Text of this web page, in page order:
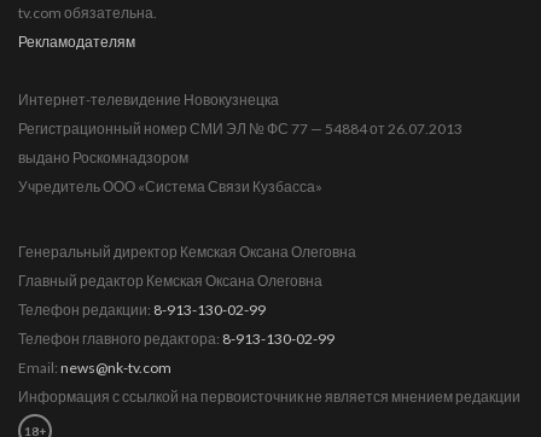
tv.com обязательна.
Рекламодателям
Интернет-телевидение Новокузнецка
Регистрационный номер СМИ ЭЛ № ФС 77 — 54884 от 26.07.2013
выдано Роскомнадзором
Учредитель ООО «Система Связи Кузбасса»
Генеральный директор Кемская Оксана Олеговна
Главный редактор Кемская Оксана Олеговна
Телефон редакции: 8-913-130-02-99
Телефон главного редактора: 8-913-130-02-99
Email: news@nk-tv.com
Информация с ссылкой на первоисточник не является мнением редакции
18+